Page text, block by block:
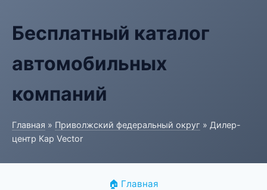
Бесплатный каталог
автомобильных
компаний
Главная » Приволжский федеральный округ » Дилер-
центр Кар Vector
🏠 Главная